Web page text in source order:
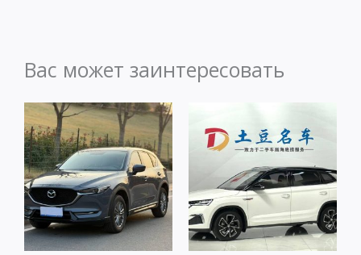
Вас может заинтересовать